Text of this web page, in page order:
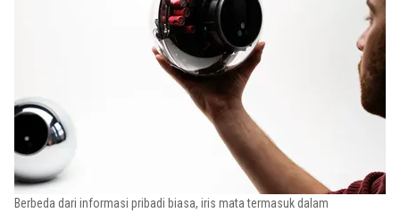
Berbeda dari informasi pribadi biasa, iris mata termasuk dalam